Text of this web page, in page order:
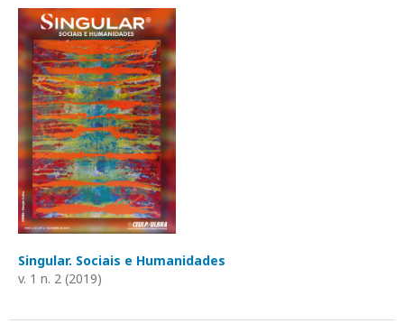
Singular. Sociais e Humanidades
v. 1 n. 2 (2019)